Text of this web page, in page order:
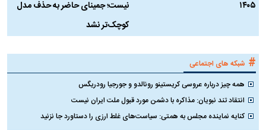
۱۴۰۵
نیست؛ جمینای حاضر به حذف مدل
کوچک‌تر نشد
# شبکه های اجتماعی
همه چیز درباره عروسی کریستینو رونالدو و جورجیا رودریگس
انتقاد تند نبویان: مذاکره با دشمن مورد قبول ملت ایران نیست
کنایه نماینده مجلس به همتی: سیاست‌های غلط ارزی را دستاورد جا نزنید